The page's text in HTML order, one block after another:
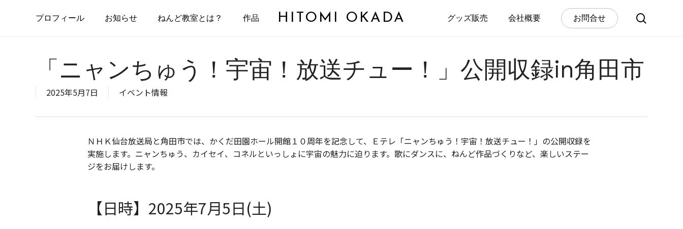
HITOMI OKADA
プロ フ ィ ール お知らせ ねんど教室とは？ 作品 グッズ販売 会社概要 お問合せ
「ニャンちゅう！宇宙！放送チュー！」公開収録in角田市
2025年5月7日 イベント情報
ＮＨＫ仙台放送局と角田市では、かくだ田園ホール開館１０周年を記念して、Ｅテレ「ニャンちゅう！宇宙！放送チュー！」の公開収録を
実施します。ニャンちゅう、カイセイ、コネルといっしょに宇宙の魅力に迫ります。歌にダンスに、ねんど作品づくりなど、楽しいステー
ジをお届けします。
【日時】2025年7月5日(土)